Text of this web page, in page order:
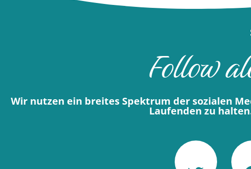
Follow
Wir nutzen ein breites Spektrum der sozialen
Laufenden zu